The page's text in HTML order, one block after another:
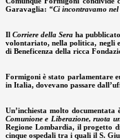
Garavaglia: “Ci incontravamo nel
IlCorriere della Sera ha
volontariato, nella politica, negli
di Beneficenza della ricca
Formigoni è stato parlamentare
in Italia, dovevano passare
Un’inchiesta molto documentata
Comunione e Liberazione, ruota
Regione Lombardia, il progetto
cinque ospedali tra i quali il S.